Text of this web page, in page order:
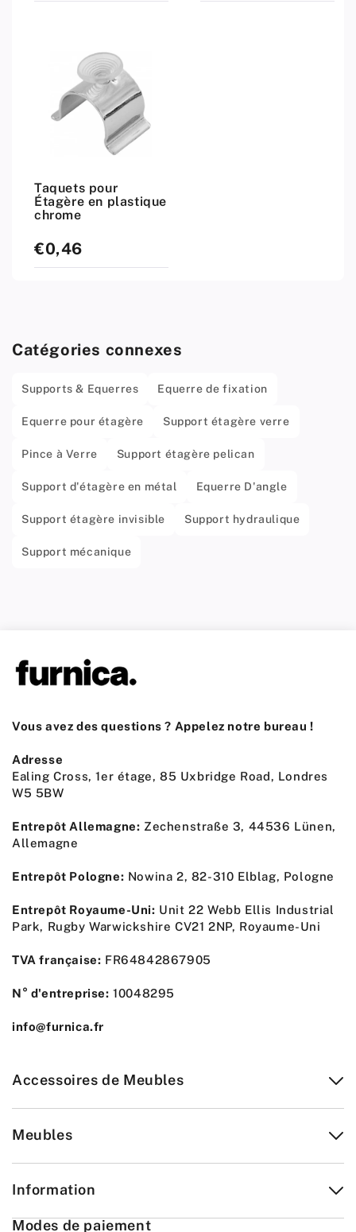
Taquets pour
Étagère en plastique
chrome
Prix
standard
€0,46
Catégories connexes
Supports & Equerres Equerre de fixation
Equerre pour étagère Support étagère verre
Pince à Verre Support étagère pelican
Support d'étagère en métal Equerre D'angle
Support étagère invisible Support hydraulique
Support mécanique
Vous avez des questions ? Appelez notre bureau !
Adresse
Ealing Cross, 1er étage, 85 Uxbridge Road, Londres
W5 5BW
Entrepôt Allemagne: Zechenstraße 3, 44536 Lünen,
Allemagne
Entrepôt Pologne: Nowina 2, 82-310 Elblag, Pologne
Entrepôt Royaume-Uni: Unit 22 Webb Ellis Industrial
Park, Rugby Warwickshire CV21 2NP, Royaume-Uni
TVA française: FR64842867905
N° d'entreprise: 10048295
info@furnica.fr
Accessoires de Meubles
Meubles
Information
Modes de paiement